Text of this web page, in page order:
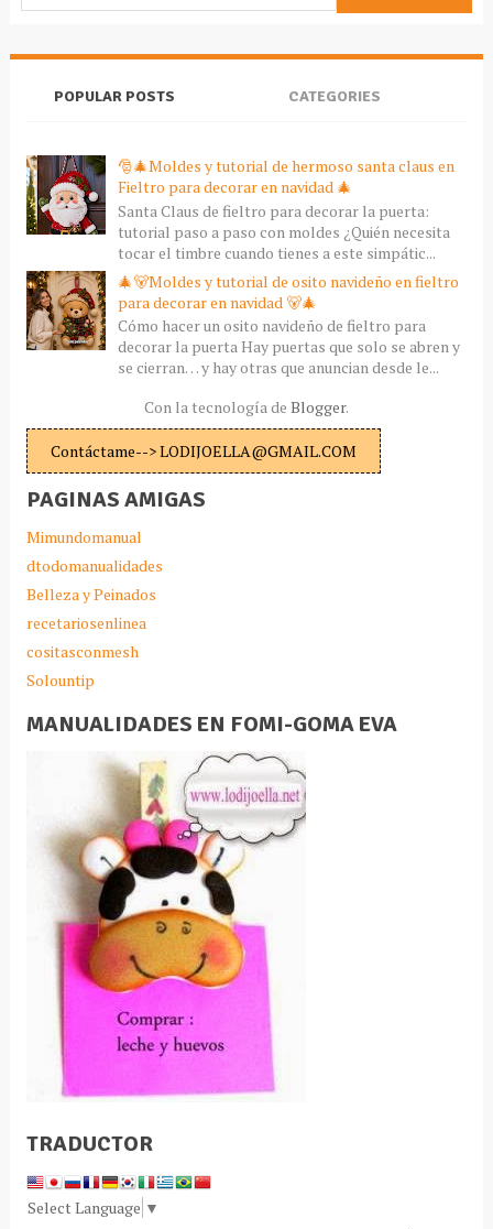
POPULAR POSTS CATEGORIES
🎅🎄Moldes y tutorial de hermoso santa claus en
Fieltro para decorar en navidad 🎄
Santa Claus de fieltro para decorar la puerta:
tutorial paso a paso con moldes ¿Quién necesita
tocar el timbre cuando tienes a este simpátic...
🎄🐻Moldes y tutorial de osito navideño en fieltro
para decorar en navidad 🐻🎄
Cómo hacer un osito navideño de fieltro para
decorar la puerta Hay puertas que solo se abren y
se cierran… y hay otras que anuncian desde le...
Con la tecnología de Blogger.
Contáctame--> LODIJOELLA@GMAIL.COM
PAGINAS AMIGAS
Mimundomanual
dtodomanualidades
Belleza y Peinados
recetariosenlinea
cositasconmesh
Solountip
MANUALIDADES EN FOMI-GOMA EVA
TRADUCTOR
Select Language ▼